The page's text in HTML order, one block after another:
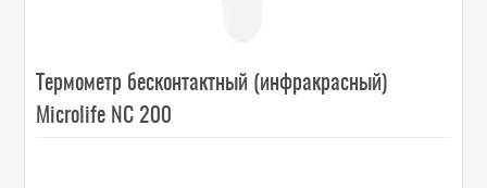
Термометр бесконтактный (инфракрасный)
Microlife NC 200